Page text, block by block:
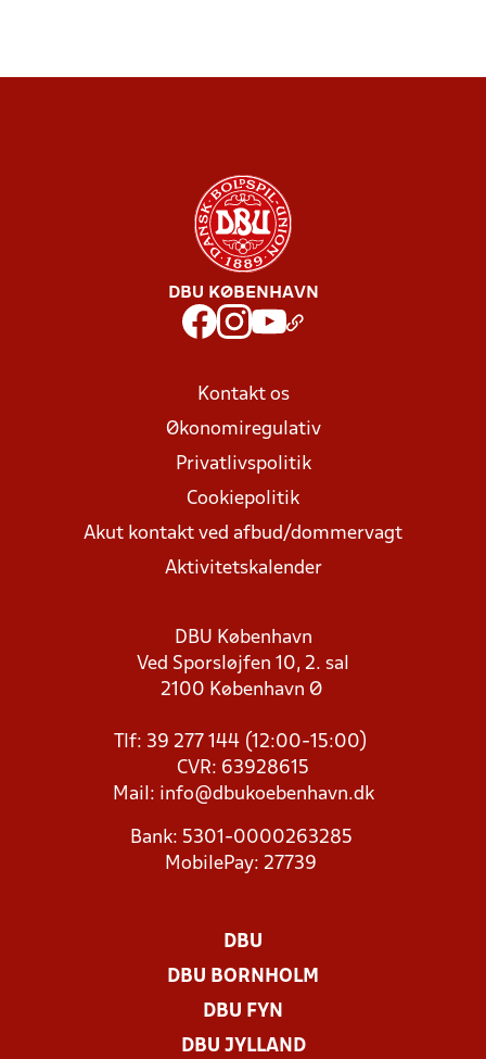
DBU KØBENHAVN
Kontakt os
Økonomiregulativ
Privatlivspolitik
Cookiepolitik
Akut kontakt ved afbud/dommervagt
Aktivitetskalender
DBU København
Ved Sporsløjfen 10, 2. sal
2100 København Ø
Tlf: 39 277 144 (12:00-15:00)
CVR: 63928615
Mail: info@dbukoebenhavn.dk
Bank: 5301-0000263285
MobilePay: 27739
DBU
DBU BORNHOLM
DBU FYN
DBU JYLLAND